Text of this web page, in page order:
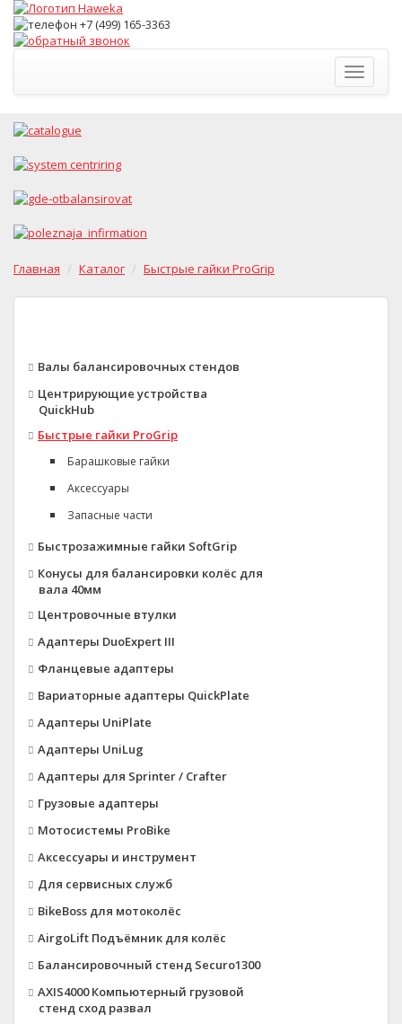
Toggle
Главная Каталог Быстрые гайки ProGrip
Валы балансировочных стендов
Центрирующие устройства
QuickHub
Быстрые гайки ProGrip
Барашковые гайки
Аксессуары
Запасные части
Быстрозажимные гайки SoftGrip
Конусы для балансировки колёс для
вала 40мм
Центровочные втулки
Адаптеры DuoExpert III
Фланцевые адаптеры
Вариаторные адаптеры QuickPlate
Адаптеры UniPlate
Адаптеры UniLug
Адаптеры для Sprinter / Crafter
Грузовые адаптеры
Мотосистемы ProBike
Аксессуары и инструмент
Для сервисных служб
BikeBoss для мотоколёс
AirgoLift Подъёмник для колёс
Балансировочный стенд Securo1300
AXIS4000 Компьютерный грузовой
стенд сход развал